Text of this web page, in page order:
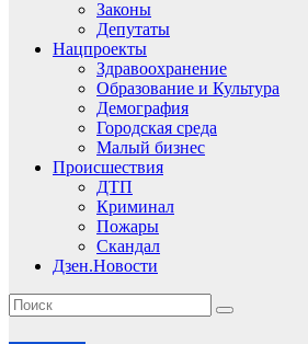
Законы
Депутаты
Нацпроекты
Здравоохранение
Образование и Культура
Демография
Городская среда
Малый бизнес
Происшествия
ДТП
Криминал
Пожары
Скандал
Дзен.Новости